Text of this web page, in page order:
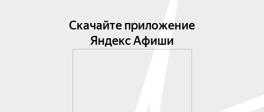
Скачайте приложение
Яндекс Афиши